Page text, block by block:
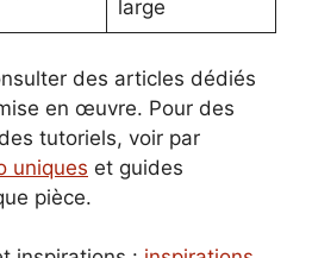
large
des articles dédiés
en œuvre. Pour des
tutoriels, voir par
uniques et guides
pièce.